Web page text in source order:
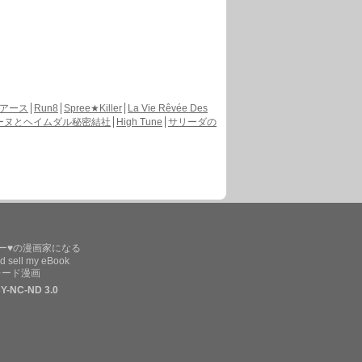
ース Run8 Spree★Killer
La Vie Rêvée Des
ヌとヘイムダル秘密結社 High Tune サリーダの
♥の漫画家になる
sell my eBook
ド漫画
NC-ND 3.0